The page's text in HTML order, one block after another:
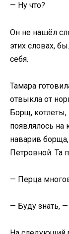
— Ну что?
Он не нашёл
этих словах,
себя.
Тамара
отвыкла от
Борщ, котлеты,
появлялось на
наварив
Петровной. Та
— Перца
— Буду знать,